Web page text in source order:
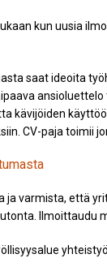
kun uusia
saat ideoita
kävijöiden
CV-paja toimii
varmista, että
Ilmoittaudu